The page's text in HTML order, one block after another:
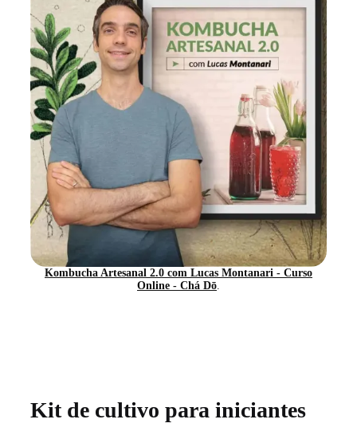
Kombucha Artesanal 2.0 com Lucas Montanari - Curso
Online - Chá Dō
Kit de cultivo para iniciantes